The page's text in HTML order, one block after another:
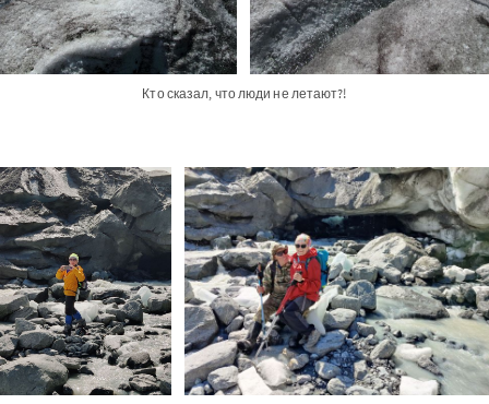
Кто сказал, что люди не летают?!